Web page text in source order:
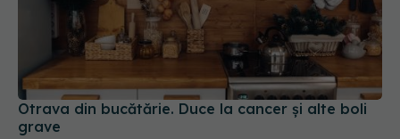
Otrava din bucătărie. Duce la cancer și alte boli
grave